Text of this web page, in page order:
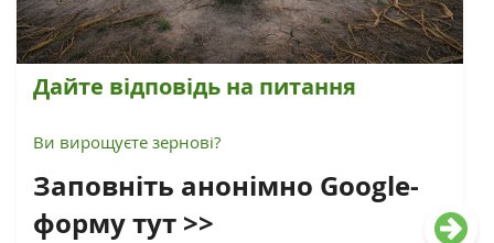
Дайте відповідь на питання
Ви вирощуєте зернові?
Заповніть анонімно Google-
форму тут >>